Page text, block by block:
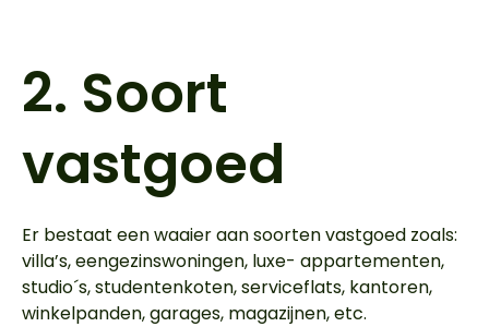
2. Soort
vastgoed
Er bestaat een waaier aan soorten vastgoed zoals:
villa’s, eengezinswoningen, luxe- appartementen,
studio´s, studentenkoten, serviceflats, kantoren,
winkelpanden, garages, magazijnen, etc.